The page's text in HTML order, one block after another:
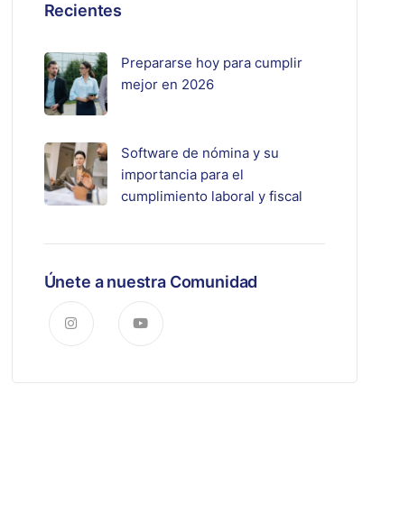
Recientes
Prepararse hoy para cumplir
mejor en 2026
Software de nómina y su
importancia para el
cumplimiento laboral y fiscal
Únete a nuestra Comunidad